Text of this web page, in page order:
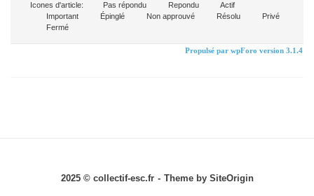
Icones d'article:
Pas répondu Repondu
Actif
Important
Épinglé Non approuvé Résolu
Privé
Fermé
Propulsé par wpForo version 3.1.4
2025 © collectif-esc.fr Theme by SiteOrigin